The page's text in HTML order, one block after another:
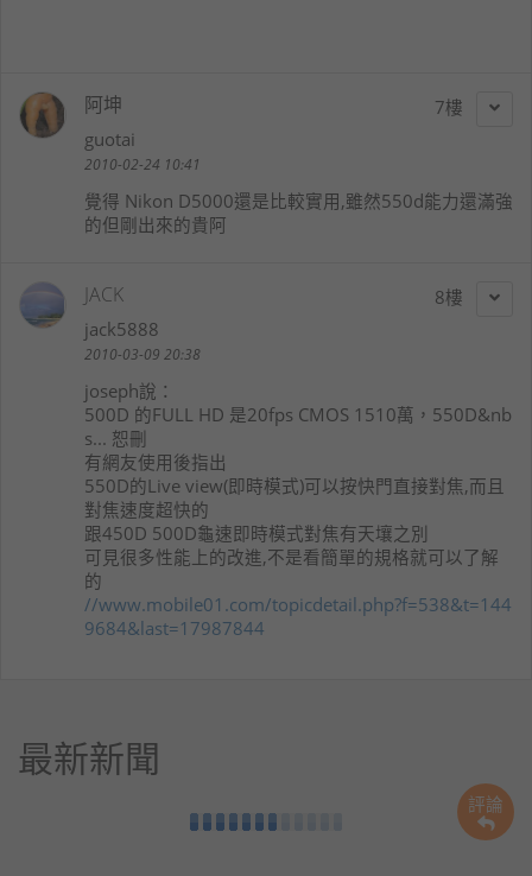
評論
7
阿坤
guotai
2010-02-24 10:41
覺得 Nikon D5000還是比較實用,雖然550d能力還滿強
的但剛出來的貴阿
8
JACK
jack5888
2010-03-09 20:38
joseph說：
500D 的FULL HD 是20fps CMOS 1510萬，550D&nb
s... 恕刪
有網友使用後指出
550D的Live view(即時模式)可以按快門直接對焦,而且
對焦速度超快的
跟450D 500D龜速即時模式對焦有天壤之別
可見很多性能上的改進,不是看簡單的規格就可以了解
的
//www.mobile01.com/topicdetail.php?f=538&t=144
9684&last=17987844
最新新聞